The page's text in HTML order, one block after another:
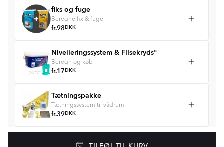
fiks og fuge
Beregne fix & fuge
fr.98DKK
Nivelleringssystem & Flisekryds"
Beregn og køb
fr.17DKK
Tætningspakke
Tætningssystem til vådrum
fr.39DKK